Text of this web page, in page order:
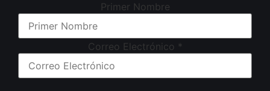
Primer Nombre
Correo Electrónico *